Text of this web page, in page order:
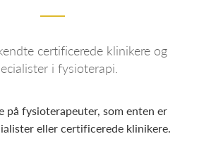
certificerede klinikere og
i fysioterapi.
på fysioterapeuter, som enten er
eller certificerede klinikere.